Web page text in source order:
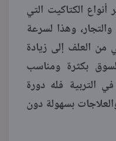
الكتاكيت التي
والتجار، وهذا لسرعة
من العلف إلى زيادة
بكثرة ومناسب
التربية فله دورة
بسهولة دون